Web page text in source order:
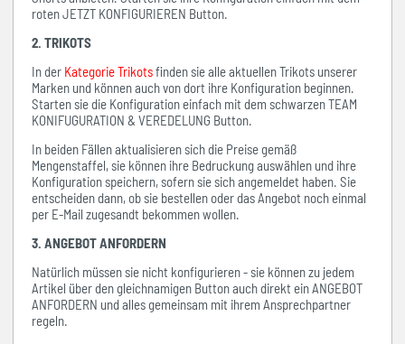
roten JETZT KONFIGURIEREN Button.
2. TRIKOTS
In der Kategorie Trikotsfinden sie alle aktuellen Trikots unserer
Marken und können auch von dort ihre Konfiguration beginnen.
Starten sie die Konfiguration einfach mit dem schwarzen TEAM
KONIFUGURATION & VEREDELUNG Button.
In beiden Fällen aktualisieren sich die Preise gemäß
Mengenstaffel, sie können ihre Bedruckung auswählen und ihre
Konfiguration speichern, sofern sie sich angemeldet haben. Sie
entscheiden dann, ob sie bestellen oder das Angebot noch einmal
per E-Mail zugesandt bekommen wollen.
3. ANGEBOT ANFORDERN
Natürlich müssen sie nicht konfigurieren - sie können zu jedem
Artikel über den gleichnamigen Button auch direkt ein ANGEBOT
ANFORDERN und alles gemeinsam mit ihrem Ansprechpartner
regeln.